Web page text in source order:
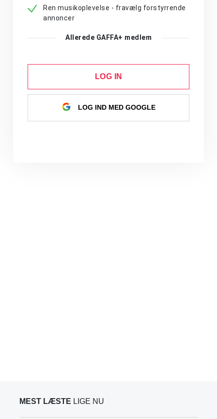
Ren musikoplevelse - fravælg forstyrrende
annoncer
Allerede GAFFA+ medlem
LOG IN
LOG IND MED GOOGLE
MEST LÆSTE LIGE NU